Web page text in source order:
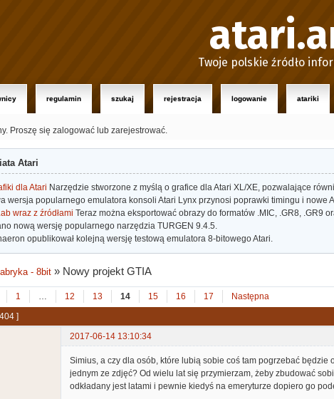
Twoje polskie źródło
regulamin szukaj rejestracja logowanie atariki
Proszę się zalogować lub zarejestrować.
Atari
dla Atari Narzędzie stworzone z myślą o grafice dla Atari XL/XE, pozwalające
wersja popularnego emulatora konsoli Atari Lynx przynosi poprawki timingu i nowe
wraz z źródłami Teraz można eksportować obrazy do formatów .MIC, .GR8, .GR9
nową wersję popularnego narzędzia TURGEN 9.4.5.
opublikował kolejną wersję testową emulatora 8-bitowego Atari.
- 8bit » Nowy projekt GTIA
1 … 12 13 14 15 16 17 Następna
]
2017-06-14 13:10:34
Simius, a czy dla osób, które lubią sobie coś tam pogrzebać będzie
jednym ze zdjęć? Od wielu lat się przymierzam, żeby zbudować
odkładany jest latami i pewnie kiedyś na emeryturze dopiero go